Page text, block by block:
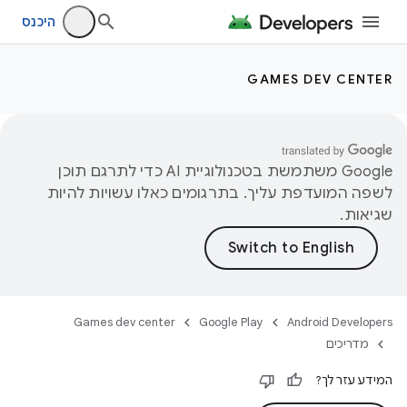
היכנס
GAMES DEV CENTER
‫Google משתמשת בטכנולוגיית AI כדי לתרגם תוכן
לשפה המועדפת עליך. בתרגומים כאלו עשויות להיות
שגיאות.
Android Developers
Google Play
Games dev center
מדריכים
המידע עזר לך?